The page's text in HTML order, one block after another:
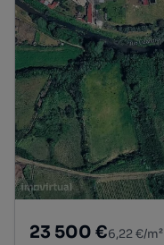
23 500 €6,22 €/m²